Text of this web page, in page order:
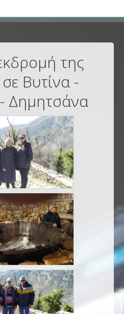
της
Βυτίνα -
Δημητσάνα